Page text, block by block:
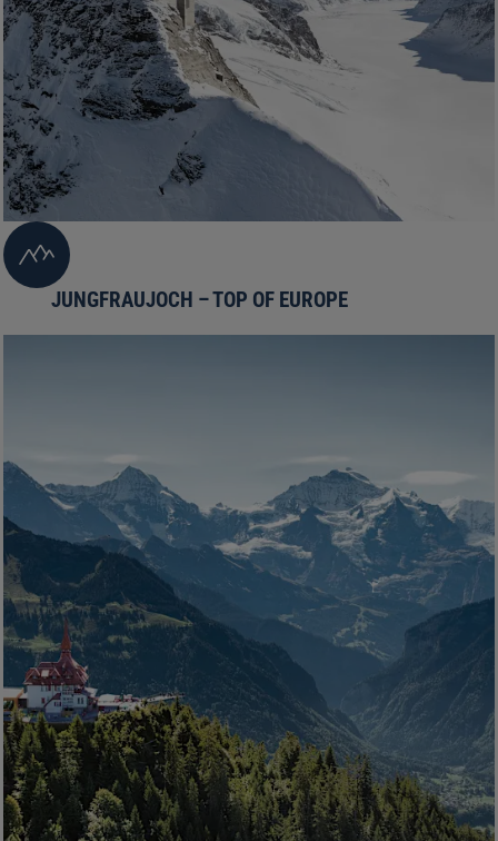
JUNGFRAUJOCH – TOP OF EUROPE